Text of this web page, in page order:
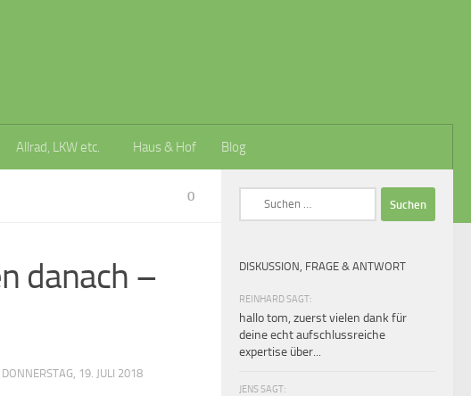
Allrad, LKW etc. Haus & Hof Blog
0
danach –
DONNERSTAG, 19. JULI 2018
DISKUSSION, FRAGE & ANTWORT
REINHARD SAGT:
hallo tom, zuerst vielen dank für
deine echt aufschlussreiche
expertise über...
JENS SAGT: